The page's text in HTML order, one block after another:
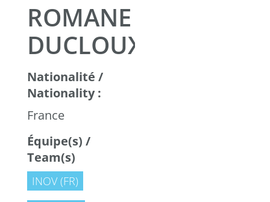
ROMANE
DUCLOUX
Nationalité /
Nationality :
France
Équipe(s) /
Team(s)
INOV (FR)